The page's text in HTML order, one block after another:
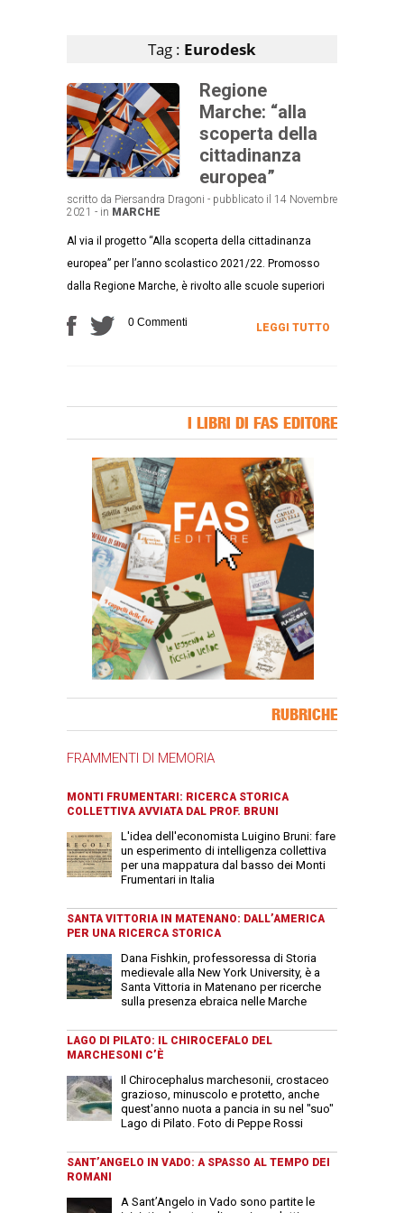
Tag : Eurodesk
Regione
Marche: “alla
scoperta della
cittadinanza
europea”
scritto da Piersandra Dragoni - pubblicato il 14 Novembre
2021 - in MARCHE
Al via il progetto “Alla scoperta della cittadinanza
europea” per l’anno scolastico 2021/22. Promosso
dalla Regione Marche, è rivolto alle scuole superiori
0 Commenti LEGGI TUTTO
I LIBRI DI FAS EDITORE
RUBRICHE
FRAMMENTI DI MEMORIA
MONTI FRUMENTARI: RICERCA STORICA
COLLETTIVA AVVIATA DAL PROF. BRUNI
L'idea dell'economista Luigino Bruni: fare
un esperimento di intelligenza collettiva
per una mappatura dal basso dei Monti
Frumentari in Italia
SANTA VITTORIA IN MATENANO: DALL’AMERICA
PER UNA RICERCA STORICA
Dana Fishkin, professoressa di Storia
medievale alla New York University, è a
Santa Vittoria in Matenano per ricerche
sulla presenza ebraica nelle Marche
LAGO DI PILATO: IL CHIROCEFALO DEL
MARCHESONI C’È
Il Chirocephalus marchesonii, crostaceo
grazioso, minuscolo e protetto, anche
quest'anno nuota a pancia in su nel "suo"
Lago di Pilato. Foto di Peppe Rossi
SANT’ANGELO IN VADO: A SPASSO AL TEMPO DEI
ROMANI
A Sant’Angelo in Vado sono partite le